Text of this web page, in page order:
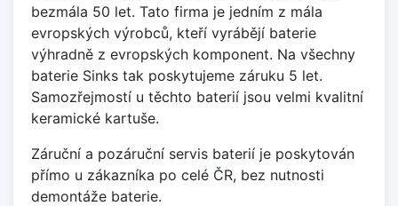
bezmála 50 let. Tato firma je jedním z mála
evropských výrobců, kteří vyrábějí baterie
výhradně z evropských komponent. Na všechny
baterie Sinks tak poskytujeme záruku 5 let.
Samozřejmostí u těchto baterií jsou velmi kvalitní
keramické kartuše.
Záruční a pozáruční servis baterií je poskytován
přímo u zákazníka po celé ČR, bez nutnosti
demontáže baterie.